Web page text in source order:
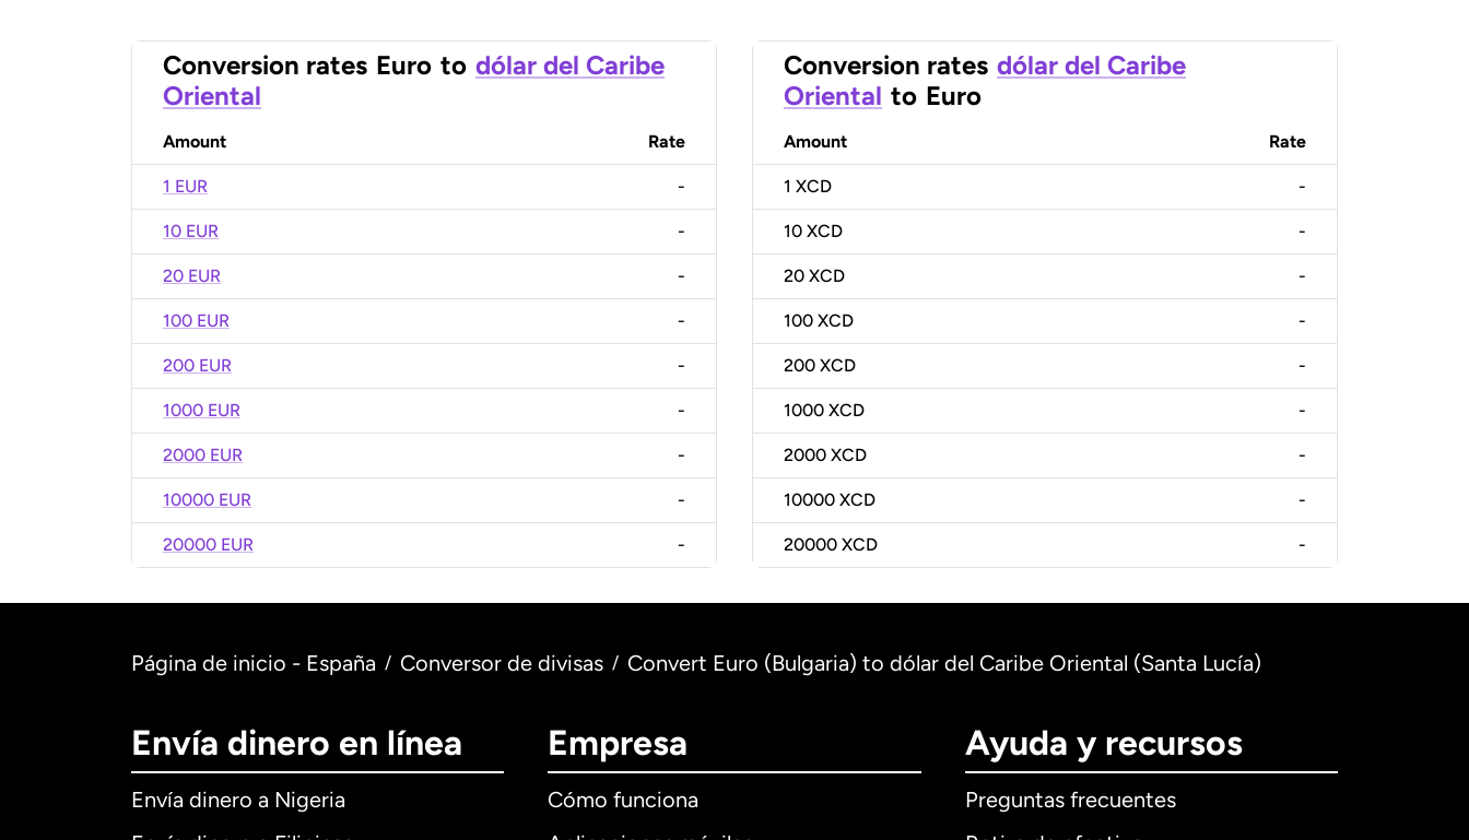
Conversion rates Euro to dólar del Caribe
Oriental
Amount Rate
1 EUR -
10 EUR -
20 EUR -
100 EUR -
200 EUR -
1000 EUR -
2000 EUR -
10000 EUR -
20000 EUR -
Conversion rates dólar del Caribe
Oriental to Euro
Amount Rate
1 XCD -
10 XCD -
20 XCD -
100 XCD -
200 XCD -
1000 XCD -
2000 XCD -
10000 XCD -
20000 XCD -
Página de inicio - España / Conversor de divisas / Convert Euro (Bulgaria) to dólar del Caribe Oriental (Santa Lucía)
Envía dinero en línea
Envía dinero a Nigeria
Empresa
Cómo funciona
Ayuda y recursos
Preguntas frecuentes